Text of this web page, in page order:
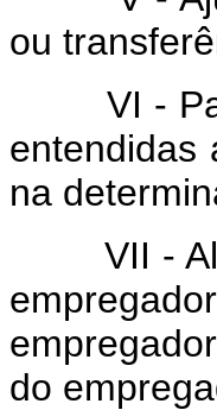
ou
VI -
entendidas
na
VII -
do